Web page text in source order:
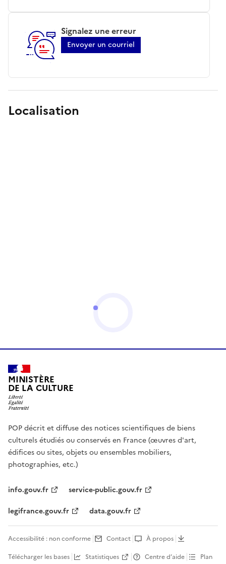
Signalez une erreur
Envoyer un courriel
Localisation
MINISTÈRE
DE LA CULTURE
POP décrit et diffuse des notices scientifiques de biens
culturels étudiés ou conservés en France (œuvres d'art,
édifices ou sites, objets ou ensembles mobiliers,
photographies, etc.)
info.gouv.fr
service-public.gouv.fr
legifrance.gouv.fr
data.gouv.fr
Accessibilité : non conforme Contact
À propos
Télécharger les bases
Statistiques Centre d’aide Plan